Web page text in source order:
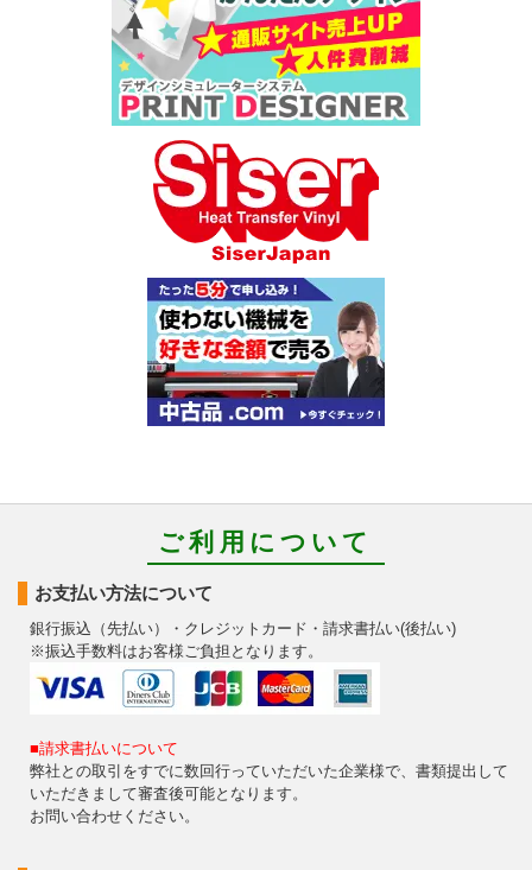
ご利用について
お支払い方法について
銀行振込（先払い）・クレジットカード・請求書払い(後払い)
※振込手数料はお客様ご負担となります。
■請求書払いについて
弊社との取引をすでに数回行っていただいた企業様で、書類提出して
いただきまして審査後可能となります。
お問い合わせください。